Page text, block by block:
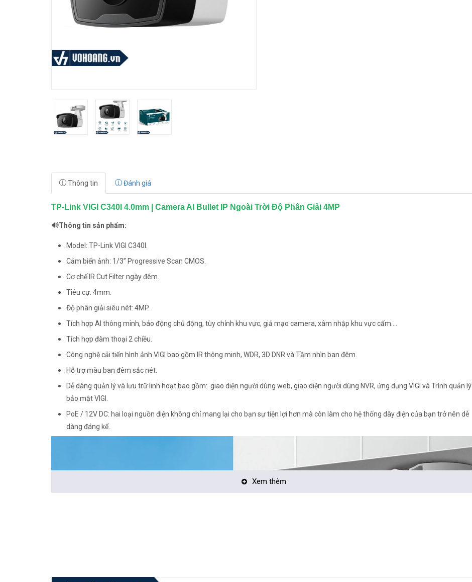
Thông tin Đánh giá
TP-Link VIGI C340I 4.0mm | Camera AI Bullet IP Ngoài Trời Độ Phân Giải 4MP
🔊Thông tin sản phẩm:
Model: TP-Link VIGI C340I.
Cảm biến ảnh: 1/3” Progressive Scan CMOS.
Cơ chế IR Cut Filter ngày đêm.
Tiêu cự: 4mm.
Độ phân giải siêu nét: 4MP.
Tích hợp AI thông minh, báo động chủ động, tùy chỉnh khu vực, giả mạo camera, xâm nhập khu vực cấm....
Tích hợp đàm thoại 2 chiều.
Công nghệ cải tiến hình ảnh VIGI bao gồm IR thông minh, WDR, 3D DNR và Tầm nhìn ban đêm.
Hỗ trợ màu ban đêm sắc nét.
Dễ dàng quản lý và lưu trữ linh hoạt bao gồm: giao diện người dùng web, giao diện người dùng NVR, ứng dụng VIGI và Trình quản lý
bảo mật VIGI.
PoE / 12V DC: hai loại nguồn điện không chỉ mang lại cho bạn sự tiện lợi hơn mà còn làm cho hệ thống dây điện của bạn trở nên dễ
dàng đáng kể.
Xem thêm